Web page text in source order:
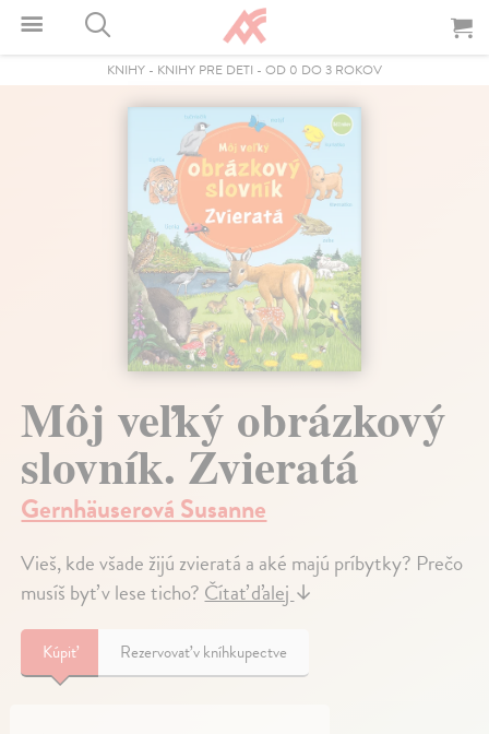
KNIHY - KNIHY PRE DETI - OD 0 DO 3 ROKOV
Môj veľký obrázkový
slovník. Zvieratá
Gernhäuserová Susanne
Vieš, kde všade žijú zvieratá a aké majú príbytky? Prečo
musíš byť v lese ticho? Čítať ďalej ↓
Kúpiť Rezervovať v kníhkupectve